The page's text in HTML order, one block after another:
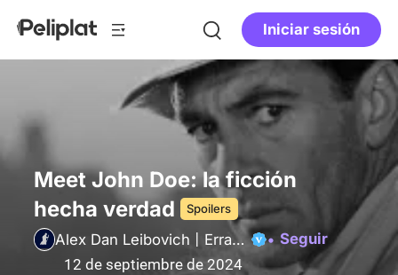
Iniciar sesión
Meet John Doe: la ficción
hecha verdad Spoilers
Alex Dan Leibovich | Erramundos
Seguir
12 de septiembre de 2024